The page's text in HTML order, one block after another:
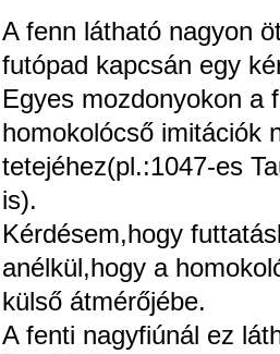
A fenn látható nagyon
futópad kapcsán egy
Egyes mozdonyokon a
homokolócső imitációk
tetejéhez(pl.:1047-es
is).
Kérdésem,hogy
anélkül,hogy a
külső átmérőjébe.
A fenti nagyfiúnál ez